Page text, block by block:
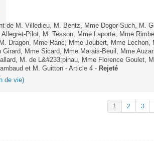
de M. Villedieu, M. Bentz, Mme Dogor-Such, M.
Allegret-Pilot, M. Tesson, Mme Laporte, Mme
Dragon, Mme Ranc, Mme Joubert, Mme
Girard, Mme Sicard, Mme Marais-Beuil, Mme
M. de L&#233;pinau, Mme Florence Goulet,
et M. Guitton - Article 4 - Rejeté
de vie)
1 2 3